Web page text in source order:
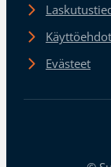
Evästeet